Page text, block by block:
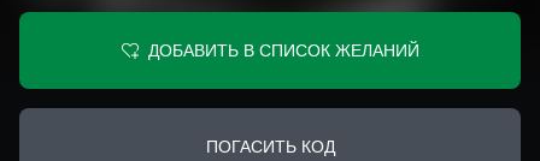
ДОБАВИТЬ В СПИСОК ЖЕЛАНИЙ
ПОГАСИТЬ КОД